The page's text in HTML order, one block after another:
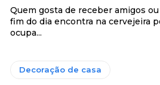
Quem gosta de receber amigos
fim do dia encontra na cervejeira
ocupa...
Decoração de casa